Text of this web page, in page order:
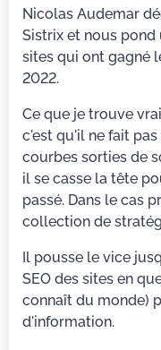
Nicolas Audemar
Sistrix et nous
sites qui ont gagné
2022.
Ce que je trouve
c'est qu'il ne fait
courbes sorties de
il se casse la tête
passé. Dans le cas
collection de
Il pousse le vice
SEO des sites en
connaît du monde)
d'information.